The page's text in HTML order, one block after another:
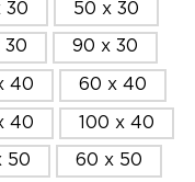
30 50 x 30
30 90 x 30
40 60 x 40
40 100 x 40
50 60 x 50